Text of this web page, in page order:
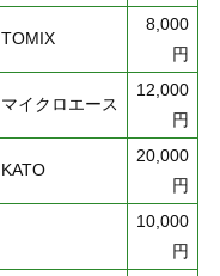
TOMIX
8,000
円
マイクロエース
12,000
円
KATO
20,000
円
10,000
円